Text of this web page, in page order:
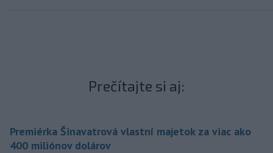
Prečítajte si aj:
Premiérka Šinavatrová vlastní majetok za viac ako
400 miliónov dolárov